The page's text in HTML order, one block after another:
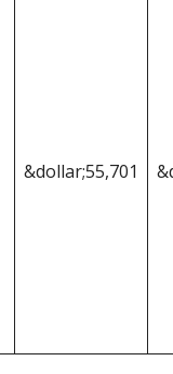
&dollar;55,701